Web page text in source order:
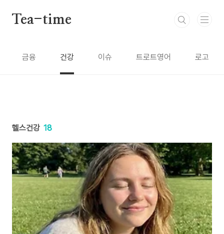
Tea-time
금융 건강 이슈 트로트영어 로고
헬스건강 18